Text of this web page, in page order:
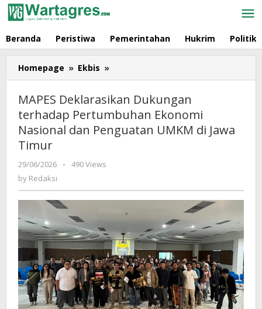
Skip
to
Beranda Peristiwa Pemerintahan Hukrim Politik
Homepage » Ekbis »
Deklarasikan
Dukungan
terhadap
Pertumbuhan
Ekonomi
di
Jawa
Timur
MAPES Deklarasikan Dukungan
terhadap Pertumbuhan Ekonomi
Nasional dan Penguatan UMKM di Jawa
Timur
29/06/2026
by
-
490 Views
by Redaksi